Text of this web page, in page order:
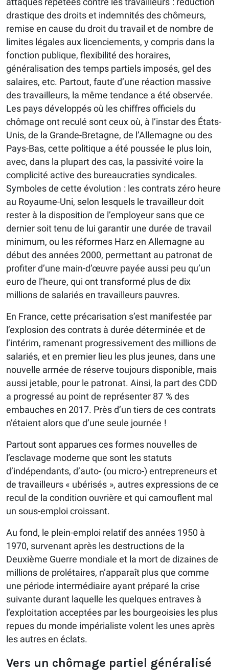
drastique des droits et indemnités des chômeurs,
remise en cause du droit du travail et de nombre de
limites légales aux licenciements, y compris dans la
fonction publique, flexibilité des horaires,
généralisation des temps partiels imposés, gel des
salaires, etc. Partout, faute d’une réaction massive
des travailleurs, la même tendance a été observée.
Les pays développés où les chiffres officiels du
chômage ont reculé sont ceux où, à l’instar des États-
Unis, de la Grande-Bretagne, de l’Allemagne ou des
Pays-Bas, cette politique a été poussée le plus loin,
avec, dans la plupart des cas, la passivité voire la
compli­ci­té active des bureaucraties syndicales.
Symboles de cette évolution : les contrats zéro heure
au Royaume-Uni, selon lesquels le travailleur doit
rester à la disposition de l’employeur sans que ce
dernier soit tenu de lui garantir une durée de travail
minimum, ou les réformes Harz en Allemagne au
début des années 2000, permettant au patronat de
profiter d’une main-d’œuvre payée aussi peu qu’un
euro de l’heure, qui ont transformé plus de dix
millions de salariés en travailleurs pauvres.
En France, cette précarisation s’est manifestée par
l’explosion des contrats à durée déterminée et de
l’intérim, ramenant progressivement des millions de
salariés, et en premier lieu les plus jeunes, dans une
nouvelle armée de réserve toujours disponible, mais
aussi jetable, pour le patronat. Ainsi, la part des CDD
a progressé au point de représenter 87 % des
embauches en 2017. Près d’un tiers de ces contrats
n’étaient alors que d’une seule journée !
Partout sont apparues ces formes nouvelles de
l’esclavage moderne que sont les statuts
d’indépendants, d’auto- (ou micro-) entrepreneurs et
de travailleurs « ubérisés », autres expressions de ce
recul de la condition ouvrière et qui camouflent mal
un sous-emploi croissant.
Au fond, le plein-emploi relatif des années 1950 à
1970, survenant après les destructions de la
Deuxième Guerre mondiale et la mort de dizaines de
millions de prolétaires, n’apparaît plus que comme
une période intermédiaire ayant préparé la crise
suivante durant laquelle les quelques entraves à
l’exploitation acceptées par les bourgeoisies les plus
repues du monde impérialiste volent les unes après
les autres en éclats.
Vers un chômage partiel généralisé